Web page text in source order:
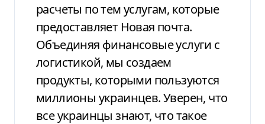
расчеты по тем услугам, которые
предоставляет Новая почта.
Объединяя финансовые услуги с
логистикой, мы создаем
продукты, которыми пользуются
миллионы украинцев. Уверен, что
все украинцы знают, что такое